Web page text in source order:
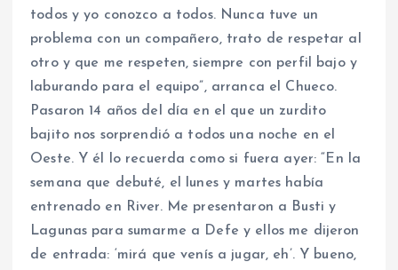
todos y yo conozco a todos. Nunca tuve un
problema con un compañero, trato de respetar al
otro y que me respeten, siempre con perfil bajo y
laburando para el equipo”, arranca el Chueco.
Pasaron 14 años del día en el que un zurdito
bajito nos sorprendió a todos una noche en el
Oeste. Y él lo recuerda como si fuera ayer: “En la
semana que debuté, el lunes y martes había
entrenado en River. Me presentaron a Busti y
Lagunas para sumarme a Defe y ellos me dijeron
de entrada: ‘mirá que venís a jugar, eh’. Y bueno,